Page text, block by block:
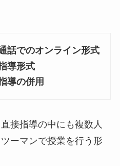
話でのオンライン形式
導形式
導の併用
接指導の中にも複数人
ーマンで授業を行う形